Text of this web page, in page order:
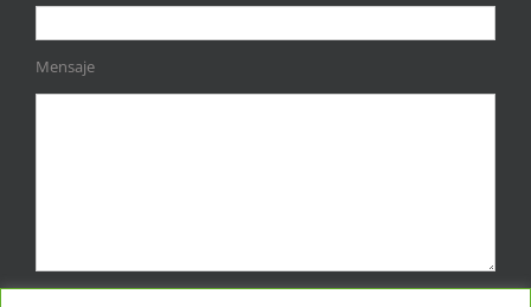
Mensaje